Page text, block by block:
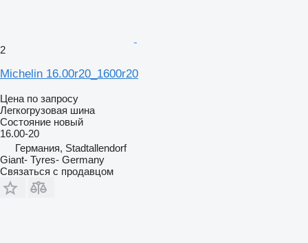
2
Michelin 16.00r20_1600r20
Цена по запросу
Легкогрузовая шина
Состояние новый
16.00-20
Германия, Stadtallendorf
Giant- Tyres- Germany
Связаться с продавцом